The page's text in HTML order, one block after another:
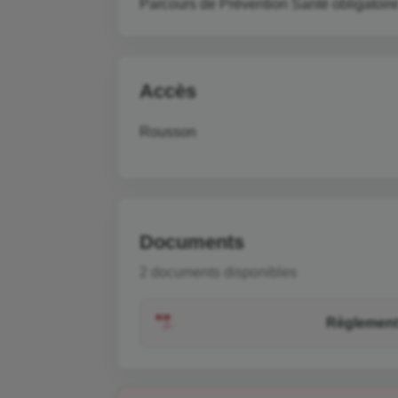
Accès
Rousson
Documents
2 documents disponibles
Règlement